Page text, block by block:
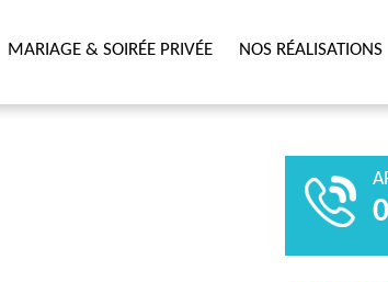
MARIAGE & SOIRÉE PRIVÉE NOS RÉALISATIONS